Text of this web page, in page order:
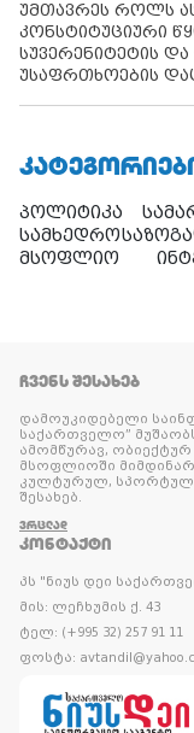
უმთავრეს როლს
კონსტიტუციური
სუვერენიტეტის
უსაფრთხოების
პოლიტიკა
სამხედრო
მსოფლიო
ᲩᲕᲔᲜᲡ ᲨᲔᲡᲐᲮᲔᲑ
დამოუკიდებელი
საქართველო”
ამომწურავ,
მსოფლიოში
კულტურულ, სპორტულ
შესახებ.
ᲕᲠᲪᲚᲐᲓ
ᲙᲝᲜᲢᲐᲥᲢᲘ
პს "ნიუს დეი
მის: ლეჩხუმის ქ. 43
ტელ: (+995 32) 257 91 11
ფოსტა: